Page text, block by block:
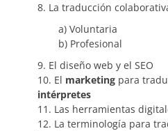
8. La traducción
a) Voluntaria
b) Profesional
9. El diseño web y el SEO
10. El marketing para
intérpretes
11. Las herramientas
12. La terminología para